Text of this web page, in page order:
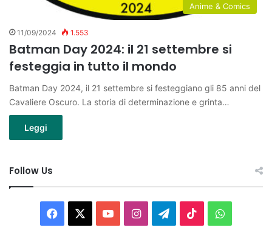
Anime & Comics
11/09/2024 1.553
Batman Day 2024: il 21 settembre si
festeggia in tutto il mondo
Batman Day 2024, il 21 settembre si festeggiano gli 85 anni del
Cavaliere Oscuro. La storia di determinazione e grinta…
Leggi
Follow Us
Facebook You InstagramTelegram
TikTok